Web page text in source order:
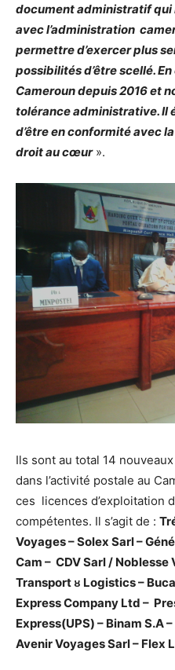
document administratif qui
avec l’administration
permettre d’exercer plus
possibilités d’être scellé.
Cameroun depuis 2016 et
tolérance administrative. Il
d’être en conformité avec
droit au cœur».
Ils sont au total 14
dans l’activité postale au
ces licences d’exploitation
compétentes. Il s’agit de :
Voyages – Solex Sarl –
Cam – CDV Sarl / Noblesse
Transport ᴕ Logistics –
Express Company Ltd –
Express(UPS) – Binam S.A
Avenir Voyages Sarl – Flex